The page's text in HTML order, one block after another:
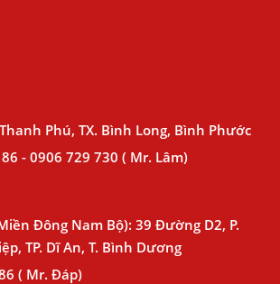
Phú, TX. Bình Long, Bình Phước
- 0906 729 730 ( Mr. Lâm)
Đông Nam Bộ): 39 Đường D2, P.
TP. Dĩ An, T. Bình Dương
( Mr. Đáp)